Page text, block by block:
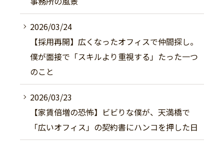
2026/03/24
【採用再開】広くなったオフィスで仲間探し。
僕が面接で「スキルより重視する」たった一つ
のこと
2026/03/23
【家賃倍増の恐怖】ビビりな僕が、天満橋で
「広いオフィス」の契約書にハンコを押した日